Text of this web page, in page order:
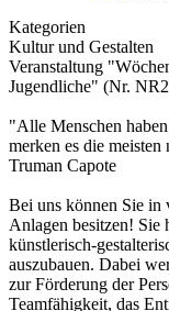
Kategorien
Kultur und Gestalten
Veranstaltung
Jugendliche" (Nr.
"Alle Menschen
merken es die meisten
Truman Capote
Bei uns können Sie in
Anlagen besitzen!
künstlerisch-
auszubauen. Dabei
zur Förderung der
Teamfähigkeit, das